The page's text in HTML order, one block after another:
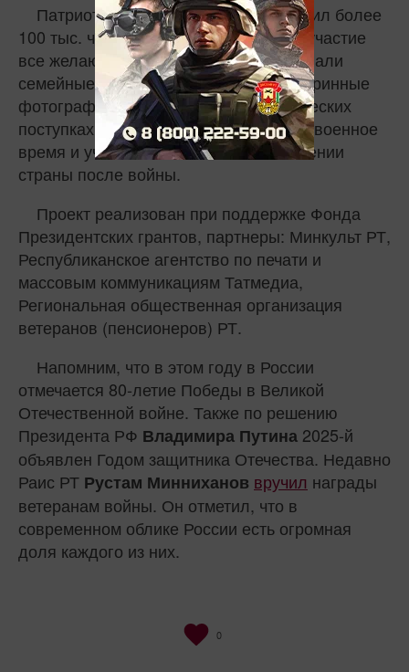
Патриотический медиапроект охватил более
100 тыс. человек, в котором приняли участие
все желающие от 9 лет. Они исследовали
семейные архивы, оцифровывали старинные
фотографии и рассказывали о героических
поступках своих родных, переживших военное
время и участвовавших в восстановлении
страны после войны.
Проект реализован при поддержке Фонда
Президентских грантов, партнеры: Минкульт РТ,
Республиканское агентство по печати и
массовым коммуникациям Татмедиа,
Региональная общественная организация
ветеранов (пенсионеров) РТ.
Напомним, что в этом году в России
отмечается 80-летие Победы в Великой
Отечественной войне. Также по решению
Президента РФ Владимира Путина 2025-й
объявлен Годом защитника Отечества. Недавно
Раис РТ Рустам Минниханов вручил награды
ветеранам войны. Он отметил, что в
современном облике России есть огромная
доля каждого из них.
0